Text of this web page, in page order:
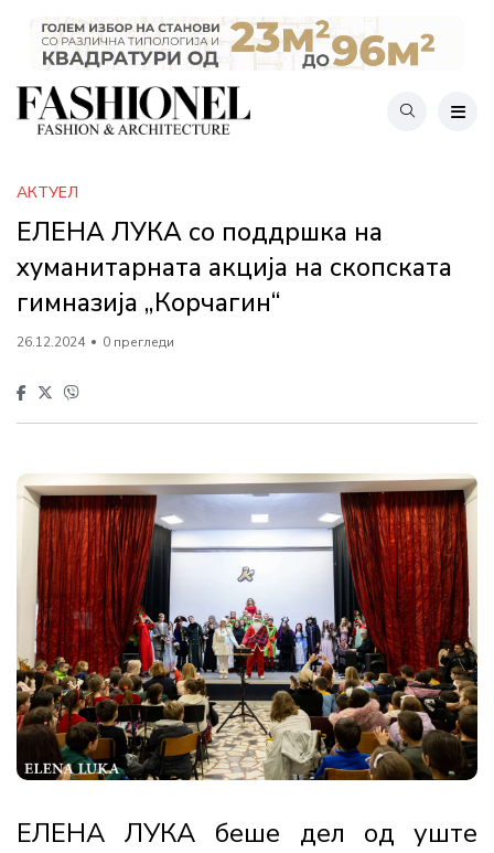
АКТУЕЛ
ЕЛЕНА ЛУКА со поддршка на
хуманитарната акција на скопската
гимназија „Корчагин“
26.12.2024 0 прегледи
ЕЛЕНА ЛУКА беше дел од уште